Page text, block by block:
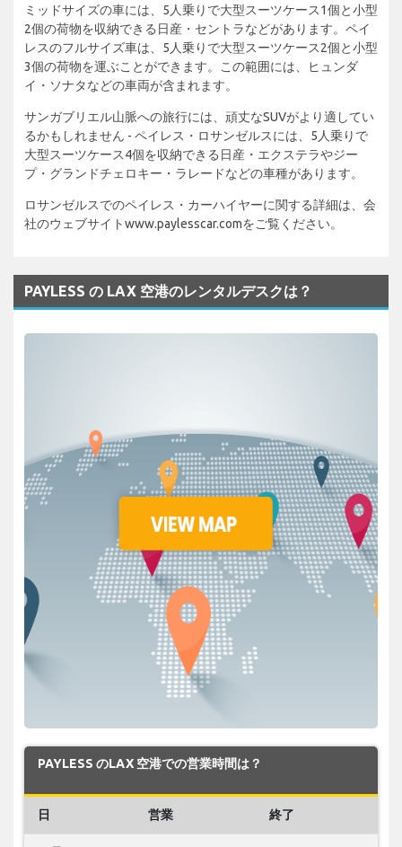
ミッドサイズの車には、5人乗りで大型スーツケース1個と小型
2個の荷物を収納できる日産・セントラなどがあります。ペイ
レスのフルサイズ車は、5人乗りで大型スーツケース2個と小型
3個の荷物を運ぶことができます。この範囲には、ヒュンダ
イ・ソナタなどの車両が含まれます。
サンガブリエル山脈への旅行には、頑丈なSUVがより適してい
るかもしれません - ペイレス・ロサンゼルスには、5人乗りで
大型スーツケース4個を収納できる日産・エクステラやジー
プ・グランドチェロキー・ラレードなどの車種があります。
ロサンゼルスでのペイレス・カーハイヤーに関する詳細は、会
社のウェブサイトwww.paylesscar.comをご覧ください。
PAYLESS の LAX 空港のレンタルデスクは？
PAYLESS のLAX 空港での営業時間は？
日 営業 終了